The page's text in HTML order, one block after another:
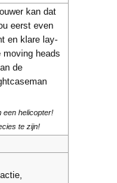
kan dat
eerst even
en klare lay-
heads
de
een helicopter!
te zijn!